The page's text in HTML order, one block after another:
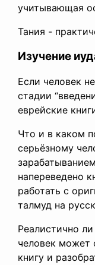
учитывающая
Тания -
Изучение
Если человек
стадии
еврейские
Что и в каком
серьёзному
напереведено
работать с
талмуд на
Реалистично
человек может
книгу и